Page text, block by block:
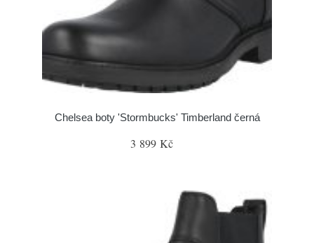
Chelsea boty 'Stormbucks' Timberland černá
3 899 Kč